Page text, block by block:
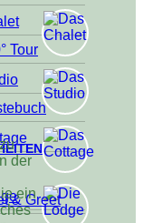
Tour
& Greet
der
ein